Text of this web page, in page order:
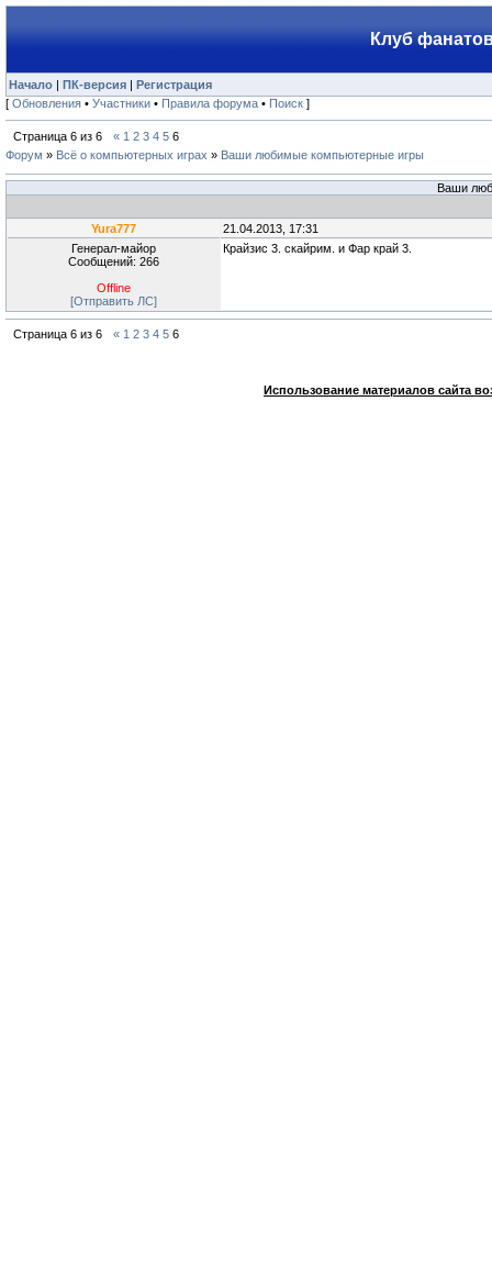
Клуб
Начало | ПК-версия | Регистрация
[ Обновления • Участники • Правила форума • Поиск ]
Страница 6 из 6 « 1 2 3 4 5 6
Форум » Всё о компьютерных играх » Ваши любимые компьютерные игры
Ваши
Yura777
21.04.2013, 17:31
Генерал-майор
Сообщений: 266
Offline
[Отправить ЛС]
Крайзис 3. скайрим. и Фар край 3.
Страница 6 из 6 « 1 2 3 4 5 6
Использование материалов сайта